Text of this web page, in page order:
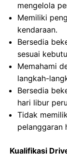
mengelola
Memiliki
kendaraan.
Bersedia
sesuai
Memahami
langkah-
Bersedia
hari libur
Tidak
pelanggaran
Kualifikasi